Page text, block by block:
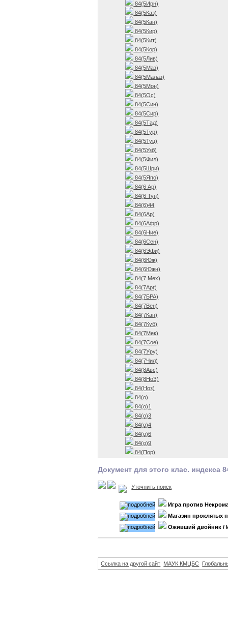
84(5Ирн)
84(5Каз)
84(5Кан)
84(5Кир)
84(5Кит)
84(5Кор)
84(5Лив)
84(5Маз)
84(5Малаз)
84(5Мон)
84(5Ос)
84(5Син)
84(5Сир)
84(5Тад)
84(5Тур)
84(5Туц)
84(5Узб)
84(5Фил)
84(5Шри)
84(5Япо)
84(6 Ар)
84(6 Тун)
84(6)44
84(6Ар)
84(6Афр)
84(6Ние)
84(6Сен)
84(6Эфи)
84(6Юж)
84(6Южн)
84(7 Мех)
84(7Арг)
84(7БРА)
84(7Вен)
84(7Кан)
84(7Куб)
84(7Мек)
84(7Сое)
84(7Уру)
84(7Чил)
84(8Авс)
84(8НоЗ)
84(Ноз)
84(о)
84(о)1
84(о)3
84(о)4
84(о)6
84(о)9
84(Пор)
Документ для этого клас. индекса
Уточнить поиск
Игра против
Магазин проклятых
Оживший двойник /
Ссылка на другой сайт МАУК КМЦБС